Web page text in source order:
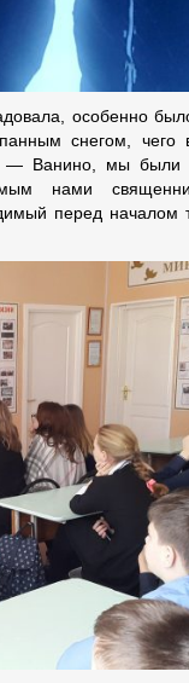
особенно
снегом, чего
— Ванино, мы были
нами
перед началом